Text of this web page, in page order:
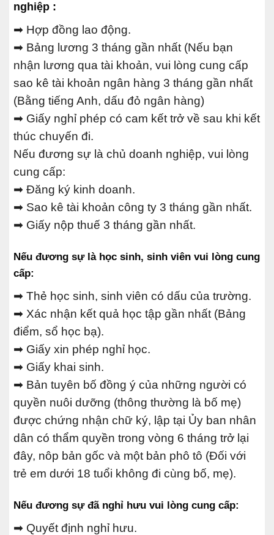
nghiệp :
➡ Hợp đồng lao động.
➡ Bảng lương 3 tháng gần nhất (Nếu bạn
nhận lương qua tài khoản, vui lòng cung cấp
sao kê tài khoản ngân hàng 3 tháng gần nhất
(Bằng tiếng Anh, dấu đỏ ngân hàng)
➡ Giấy nghỉ phép có cam kết trở về sau khi kết
thúc chuyến đi.
Nếu đương sự là chủ doanh nghiệp, vui lòng
cung cấp:
➡ Đăng ký kinh doanh.
➡ Sao kê tài khoản công ty 3 tháng gần nhất.
➡ Giấy nộp thuế 3 tháng gần nhất.
Nếu đương sự là học sinh, sinh viên vui lòng cung
cấp:
➡ Thẻ học sinh, sinh viên có dấu của trường.
➡ Xác nhận kết quả học tập gần nhất (Bảng
điểm, sổ học bạ).
➡ Giấy xin phép nghỉ học.
➡ Giấy khai sinh.
➡ Bản tuyên bố đồng ý của những người có
quyền nuôi dưỡng (thông thường là bố mẹ)
được chứng nhận chữ ký, lập tại Ủy ban nhân
dân có thẩm quyền trong vòng 6 tháng trở lại
đây, nôp bản gốc và một bản phô tô (Đối với
trẻ em dưới 18 tuổi không đi cùng bố, mẹ).
Nếu đương sự đã nghỉ hưu vui lòng cung cấp:
➡ Quyết định nghỉ hưu.